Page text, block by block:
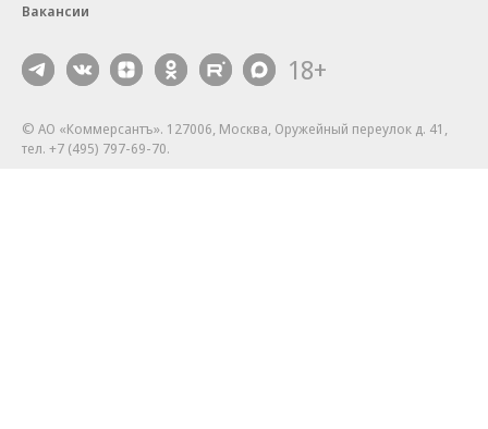
Вакансии
18+
© АО «Коммерсантъ». 127006, Москва, Оружейный переулок д. 41,
тел. +7 (495) 797-69-70.